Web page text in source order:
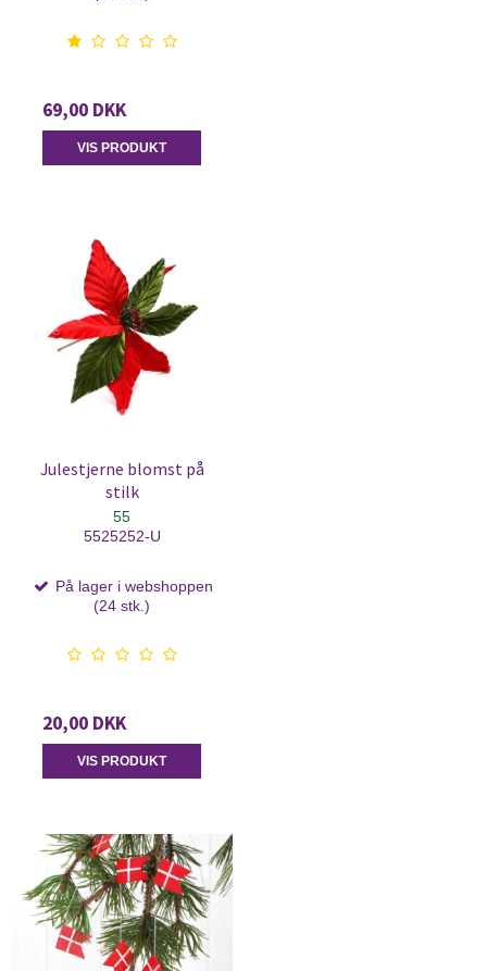
69,00 DKK
VIS PRODUKT
Julestjerne blomst på
stilk
55
5525252-U
På lager i webshoppen
(24 stk.)
20,00 DKK
VIS PRODUKT